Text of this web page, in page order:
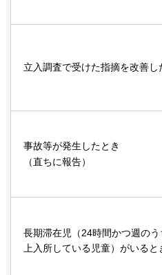
立入調査で受けた指摘を改善し
事故等が発生したとき
（直ちに報告）
長期滞在児（24時間かつ週の
上入所している児童）がいると